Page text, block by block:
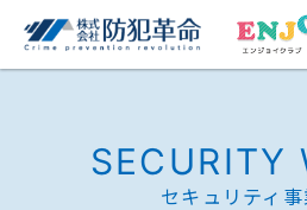
SECURITY
セキュリティ